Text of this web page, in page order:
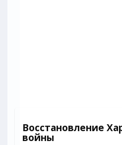
Восстановление
войны